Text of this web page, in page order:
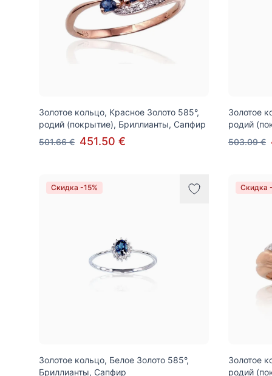
Золотое кольцо, Красное Золото 585°,
родий (покрытие), Бриллианты, Сапфир
501.66 € 451.50 €
Золотое
родий
503.09 €
Скидка -15%
Золотое кольцо, Белое Золото 585°,
Бриллианты, Сапфир
Скидка
Золотое
родий